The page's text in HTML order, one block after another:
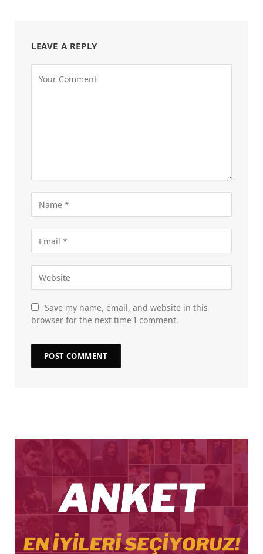
LEAVE A REPLY
Save my name, email, and website in this
browser for the next time I comment.